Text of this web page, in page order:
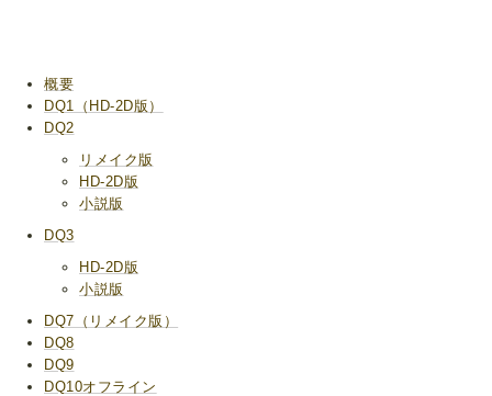
概要
DQ1（HD-2D版）
DQ2
リメイク版
HD-2D版
小説版
DQ3
HD-2D版
小説版
DQ7（リメイク版）
DQ8
DQ9
DQ10オフライン